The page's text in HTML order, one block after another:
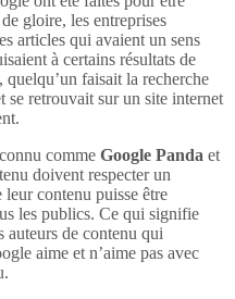
gloire, les entreprises
articles qui avaient un sens
à certains résultats de
quelqu’un faisait la recherche
se retrouvait sur un site internet
comme Google Panda et
doivent respecter un
leur contenu puisse être
les publics. Ce qui signifie
auteurs de contenu qui
aime et n’aime pas avec